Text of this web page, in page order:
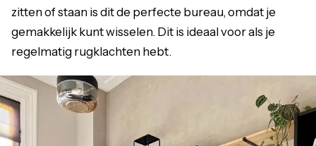
zitten of staan is dit de perfecte bureau, omdat je
gemakkelijk kunt wisselen. Dit is ideaal voor als je
regelmatig rugklachten hebt.